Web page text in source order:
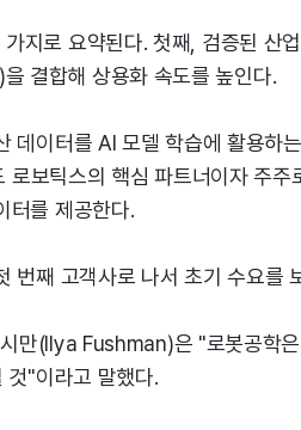
지로 요약된다. 첫째, 검증된 산
결합해 상용화 속도를 높인다.
데이터를 AI 모델 학습에 활용
보틱스의 핵심 파트너이자 주
터를 제공한다.
번째 고객사로 나서 초기 수요를
만(Ilya Fushman)은 "로봇공학
것"이라고 말했다.